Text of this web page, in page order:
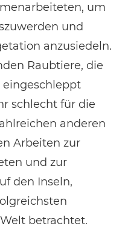
um
und
anzusiedeln.
Raubtiere, die
schlecht für die
anderen
Arbeiten zur
und zur
den Inseln,
betrachtet.